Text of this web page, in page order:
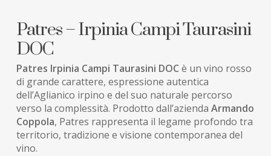
Patres – Irpinia Campi Taurasini
DOC
Patres Irpinia Campi Taurasini DOC è un vino rosso
di grande carattere, espressione autentica
dell’Aglianico irpino e del suo naturale percorso
verso la complessità. Prodotto dall’azienda Armando
Coppola, Patres rappresenta il legame profondo tra
territorio, tradizione e visione contemporanea del
vino.